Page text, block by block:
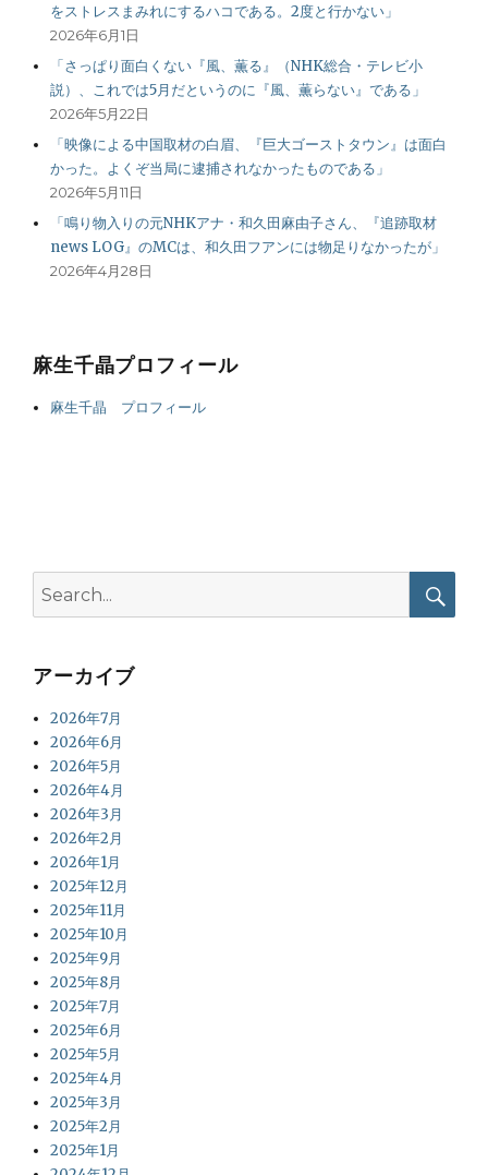
をストレスまみれにするハコである。2度と行かない」
2026年6月1日
「さっぱり面白くない『風、薫る』（NHK総合・テレビ小
説）、これでは5月だというのに『風、薫らない』である」
2026年5月22日
「映像による中国取材の白眉、『巨大ゴーストタウン』は面白
かった。よくぞ当局に逮捕されなかったものである」
2026年5月11日
「鳴り物入りの元NHKアナ・和久田麻由子さん、『追跡取材
news LOG』のMCは、和久田フアンには物足りなかったが」
2026年4月28日
麻生千晶プロフィール
麻生千晶 プロフィール
for:
アーカイブ
2026年7月
2026年6月
2026年5月
2026年4月
2026年3月
2026年2月
2026年1月
2025年12月
2025年11月
2025年10月
2025年9月
2025年8月
2025年7月
2025年6月
2025年5月
2025年4月
2025年3月
2025年2月
2025年1月